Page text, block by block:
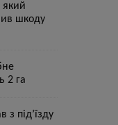
який
шкоду
2 га
з під’їзду